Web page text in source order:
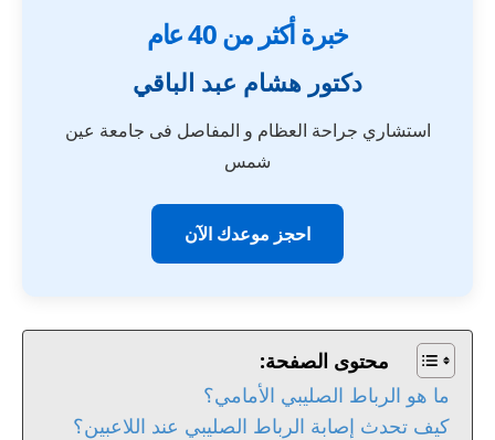
خبرة أكثر من 40 عام
دكتور هشام عبد الباقي
استشاري جراحة العظام و المفاصل فى جامعة عين
شمس
احجز موعدك الآن
محتوى الصفحة:
ما هو الرباط الصليبي الأمامي؟
كيف تحدث إصابة الرباط الصليبي عند اللاعبين؟